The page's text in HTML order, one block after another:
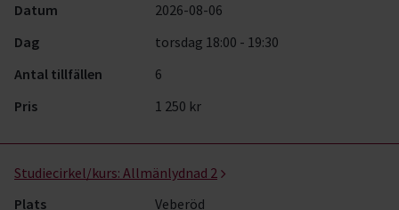
Datum
2026-08-06
Dag
torsdag 18:00 - 19:30
Antal tillfällen
6
Pris
1 250 kr
Studiecirkel/kurs: Allmänlydnad 2
Plats
Veberöd